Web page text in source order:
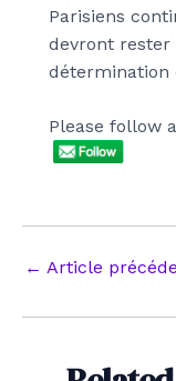
Parisiens
devront rester
détermination
Please follow
Navigation
articles
← Article